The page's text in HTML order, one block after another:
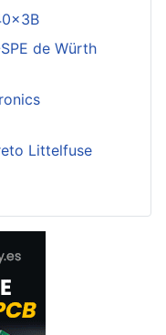
de Würth
Littelfuse